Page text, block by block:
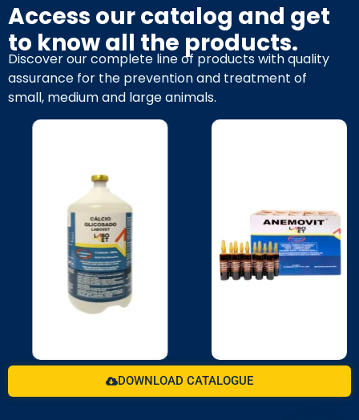
Access our catalog and get
to know all the products.
Discover our complete line of products with quality
assurance for the prevention and treatment of
small, medium and large animals.
DOWNLOAD CATALOGUE